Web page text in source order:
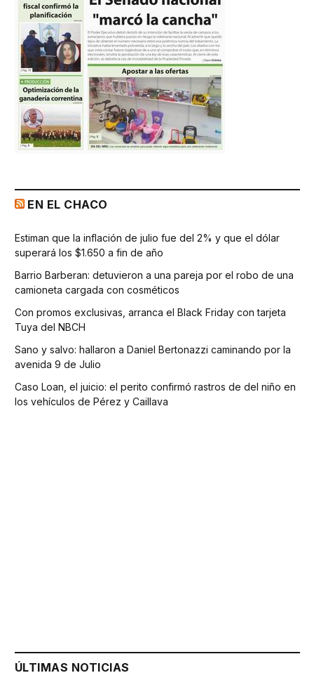
EN EL CHACO
Estiman que la inflación de julio fue del 2% y que el dólar
superará los $1.650 a fin de año
Barrio Barberan: detuvieron a una pareja por el robo de una
camioneta cargada con cosméticos
Con promos exclusivas, arranca el Black Friday con tarjeta
Tuya del NBCH
Sano y salvo: hallaron a Daniel Bertonazzi caminando por la
avenida 9 de Julio
Caso Loan, el juicio: el perito confirmó rastros de del niño en
los vehículos de Pérez y Caillava
ÚLTIMAS NOTICIAS